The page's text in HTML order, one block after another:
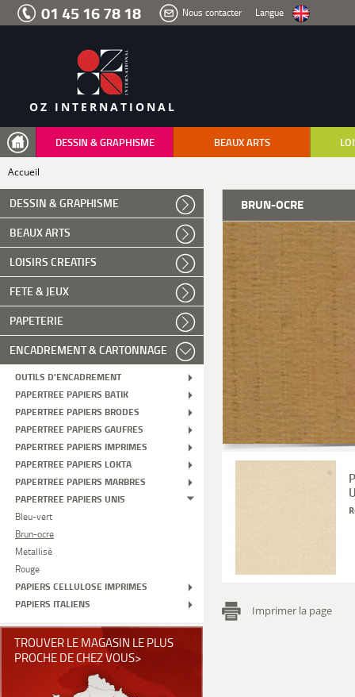
Aller
menu
recherche
01 45 16 78 18 Nous contacter Langue
OZ INTERNATIONAL
DESSIN & GRAPHISME BEAUX ARTS
Accueil
DESSIN & GRAPHISME
BEAUX ARTS
LOISIRS CREATIFS
FETE & JEUX
PAPETERIE
ENCADREMENT & CARTONNAGE
OUTILS D'ENCADREMENT
PAPERTREE PAPIERS BATIK
PAPERTREE PAPIERS BRODES
PAPERTREE PAPIERS GAUFRES
PAPERTREE PAPIERS IMPRIMES
PAPERTREE PAPIERS LOKTA
PAPERTREE PAPIERS MARBRES
PAPERTREE PAPIERS UNIS
Bleu-vert
Brun-ocre
Metallisé
Rouge
PAPIERS CELLULOSE IMPRIMES
PAPIERS ITALIENS
TROUVER LE MAGASIN LE PLUS
PROCHE DE CHEZ VOUS>
BRUN-OCRE
Imprimer la page